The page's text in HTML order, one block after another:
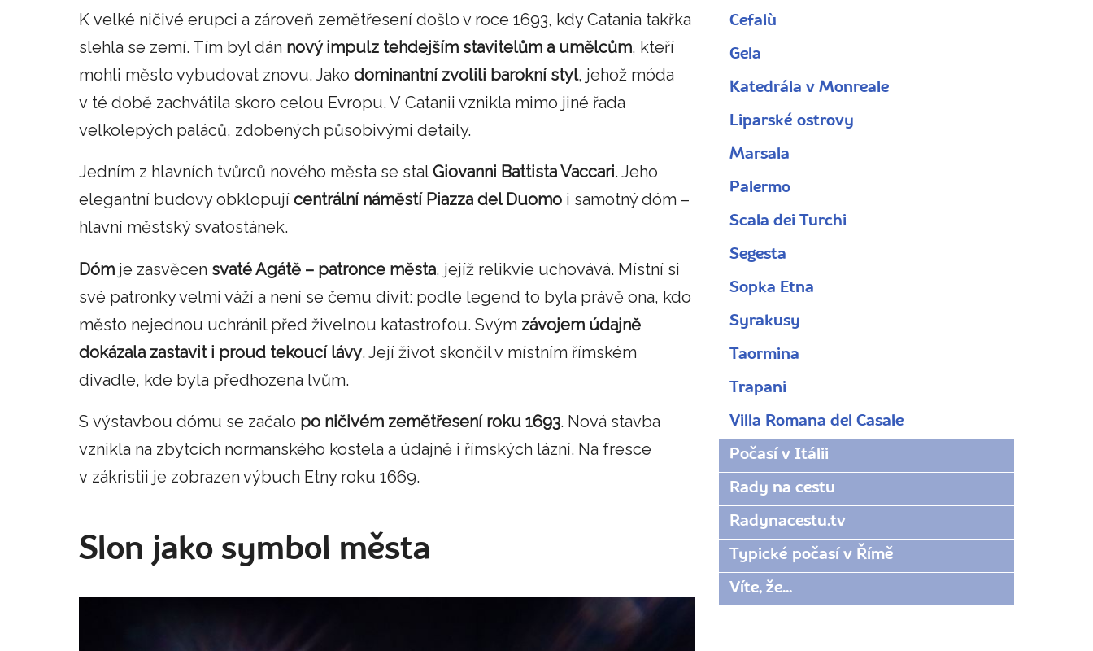
K velké ničivé erupci a zároveň zemětřesení došlo v roce 1693, kdy Catania takřka
slehla se zemí. Tím byl dán nový impulz tehdejším stavitelům a umělcům, kteří
mohli město vybudovat znovu. Jako dominantní zvolili barokní styl, jehož móda
v té době zachvátila skoro celou Evropu. V Catanii vznikla mimo jiné řada
velkolepých paláců, zdobených působivými detaily.
Jedním z hlavních tvůrců nového města se stalGiovanni Battista Vaccari. Jeho
elegantní budovy obklopují centrální náměstí Piazza del Duomo i samotný dóm –
hlavní městský svatostánek.
Dóm je zasvěcen svaté Agátě – patronce města, jejíž relikvie uchovává. Místní si
své patronky velmi váží a není se čemu divit: podle legend to byla právě ona, kdo
město nejednou uchránil před živelnou katastrofou. Svým závojem údajně
dokázala zastavit i proud tekoucí lávy. Její život skončil v místním římském
divadle, kde byla předhozena lvům.
S výstavbou dómu se začalo po ničivém zemětřesení roku 1693. Nová stavba
vznikla na zbytcích normanského kostela a údajně i římských lázní. Na fresce
v zákristii je zobrazen výbuch Etny roku 1669.
Slon jako symbol města
Cefalù
Gela
Katedrála v Monreale
Liparské ostrovy
Marsala
Palermo
Scala dei Turchi
Segesta
Sopka Etna
Syrakusy
Taormina
Trapani
Villa Romana del Casale
Počasí v Itálii
Rady na cestu
Radynacestu.tv
Typické počasí v Římě
Víte, že...